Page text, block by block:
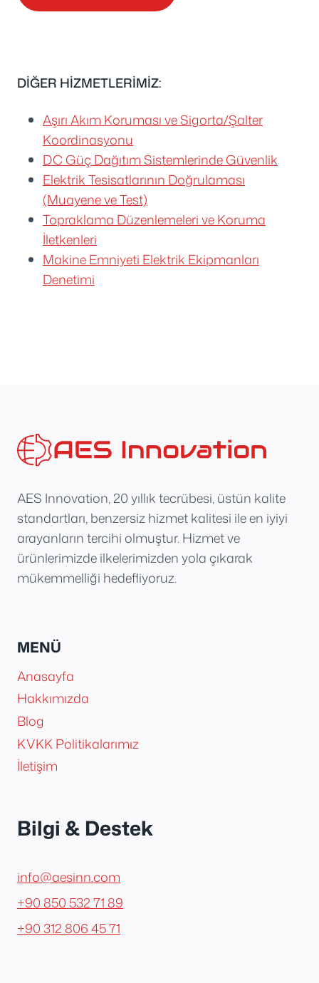
DİĞER HİZMETLERİMİZ:
Aşırı Akım Koruması ve Sigorta/Şalter
Koordinasyonu
DC Güç Dağıtım Sistemlerinde Güvenlik
Elektrik Tesisatlarının Doğrulaması
(Muayene ve Test)
Topraklama Düzenlemeleri ve Koruma
İletkenleri
Makine Emniyeti Elektrik Ekipmanları
Denetimi
AES Innovation, 20 yıllık tecrübesi, üstün kalite
standartları, benzersiz hizmet kalitesi ile en iyiyi
arayanların tercihi olmuştur. Hizmet ve
ürünlerimizde ilkelerimizden yola çıkarak
mükemmelliği hedefliyoruz.
MENÜ
Anasayfa
Hakkımızda
Blog
KVKK Politikalarımız
İletişim
Bilgi & Destek
info@aesinn.com
+90 850 532 71 89
+90 312 806 45 71